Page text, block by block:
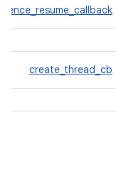
create_thread_cb